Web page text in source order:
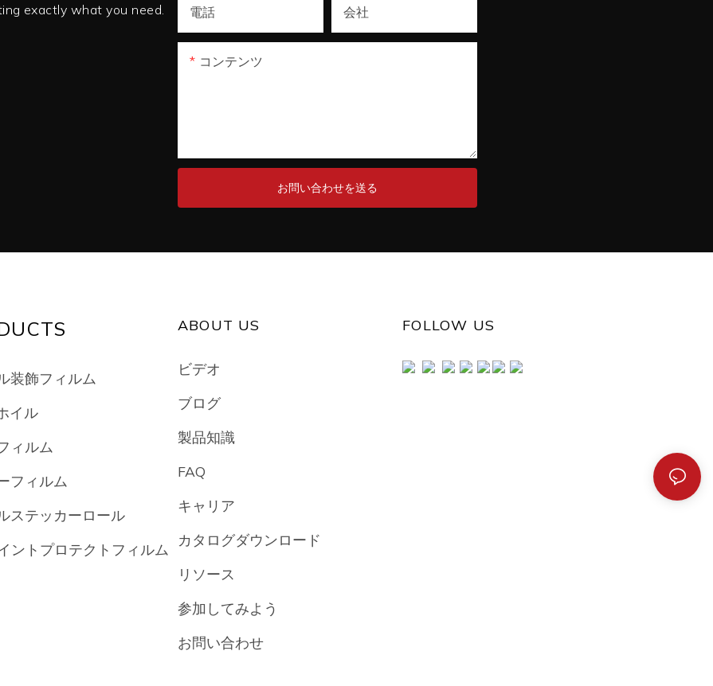
exactly what you need. 電話 会社
コンテンツ
お問い合わせを送る
装飾フィルム
イル
ィルム
フィルム
ステッカーロール
ントプロテクトフィルム
ABOUT US
ビデオ
ブログ
製品知識
FAQ
キャリア
カタログダウンロード
リソース
参加してみよう
お問い合わせ
FOLLOW US